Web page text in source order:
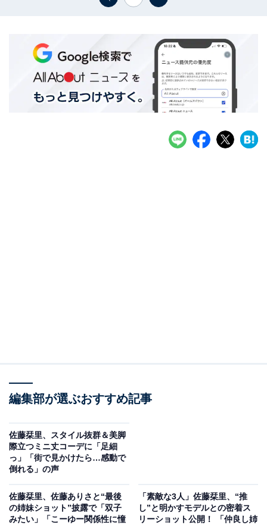
編集部が選ぶおすすめ記事
佐藤栞里、スタイル抜群＆美脚
際立つミニ丈コーデに「足細
っ」「街で見かけたら…感動で
倒れる」の声
佐藤栞里、佐藤ありさと“最後
の姉妹ショット”披露で「双子
みたい」「こーゆー関係性に憧
「素敵な3人」佐藤栞里、“推
し”と明かすモデルとの密着ス
リーショット公開！ 「仲良し姉